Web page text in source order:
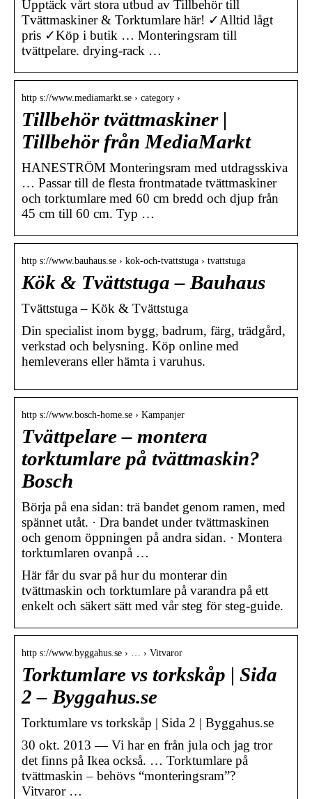
Upptäck vårt stora utbud av Tillbehör till
Tvättmaskiner & Torktumlare här! ✓Alltid lågt
pris ✓Köp i butik … Monteringsram till
tvättpelare. drying-rack …
http s://www.mediamarkt.se › category ›
Tillbehör tvättmaskiner |
Tillbehör från MediaMarkt
HANESTRÖM Monteringsram med utdragsskiva
… Passar till de flesta frontmatade tvättmaskiner
och torktumlare med 60 cm bredd och djup från
45 cm till 60 cm. Typ …
http s://www.bauhaus.se › kok-och-tvattstuga › tvattstuga
Kök & Tvättstuga – Bauhaus
Tvättstuga – Kök & Tvättstuga
Din specialist inom bygg, badrum, färg, trädgård,
verkstad och belysning. Köp online med
hemleverans eller hämta i varuhus.
http s://www.bosch-home.se › Kampanjer
Tvättpelare – montera
torktumlare på tvättmaskin?
Bosch
Börja på ena sidan: trä bandet genom ramen, med
spännet utåt. · Dra bandet under tvättmaskinen
och genom öppningen på andra sidan. · Montera
torktumlaren ovanpå …
Här får du svar på hur du monterar din
tvättmaskin och torktumlare på varandra på ett
enkelt och säkert sätt med vår steg för steg-guide.
http s://www.byggahus.se › … › Vitvaror
Torktumlare vs torkskåp | Sida
2 – Byggahus.se
Torktumlare vs torkskåp | Sida 2 | Byggahus.se
30 okt. 2013 — Vi har en från jula och jag tror
det finns på Ikea också. … Torktumlare på
tvättmaskin – behövs “monteringsram”?
Vitvaror …